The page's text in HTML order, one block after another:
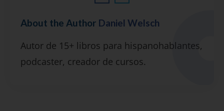
Suscríbete y recibirás 2 o 3 lecciones
gratuitas por semana, además de la guía
"7 errores comunes al hablar inglés (y
About the Author Daniel Welsch
Autor de 15+ libros para hispanohablantes,
podcaster, creador de cursos.